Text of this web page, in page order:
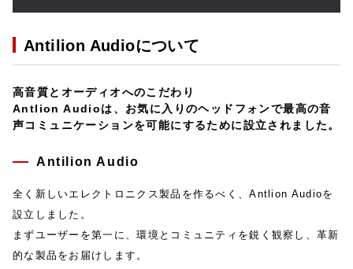
Antilion Audioについて
高音質とオーディオへのこだわり
Antlion Audioは、お気に入りのヘッドフォンで最高の音
声コミュニケーションを可能にするために設立されました。
Antilion Audio
全く新しいエレクトロニクス製品を作るべく、Antlion Audioを
設立しました。
まずユーザーを第一に、環境とコミュニティを鋭く観察し、革新
的な製品をお届けします。